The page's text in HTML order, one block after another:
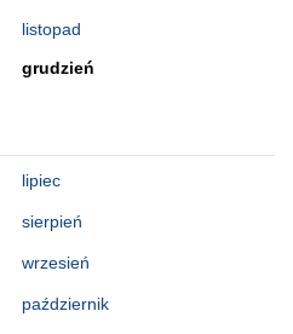
listopad
grudzień
lipiec
sierpień
wrzesień
październik